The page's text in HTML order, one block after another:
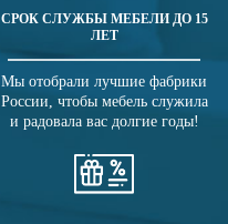
СРОК СЛУЖБЫ МЕБЕЛИ ДО 15
ЛЕТ
Мы отобрали лучшие фабрики
России, чтобы мебель служила
и радовала вас долгие годы!